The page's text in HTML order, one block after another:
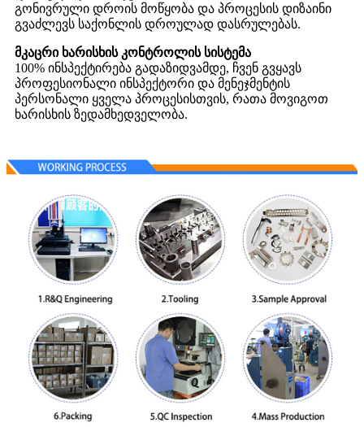
გონივრული დროის მოწყობა და პროცესის დიზაინი
გვაძლევს საქონლის დროულად დასრულებას.
მკაცრი ხარისხის კონტროლის სისტემა
100% ინსპექტირება გადაზიდვამდე, ჩვენ გვყავს
პროფესიონალი ინსპექტორი და მენეჯმენტის
პერსონალი ყველა პროცესისთვის, რათა მოვიგოთ
ხარისხის ზედამხედველობა.